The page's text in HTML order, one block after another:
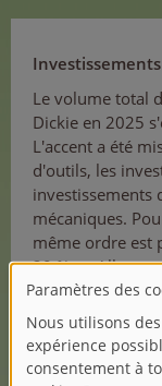
Investissements
Le volume total
Dickie en 2025
L'accent a été
d'outils, les
investissements
mécaniques.
même ordre est
20 % en